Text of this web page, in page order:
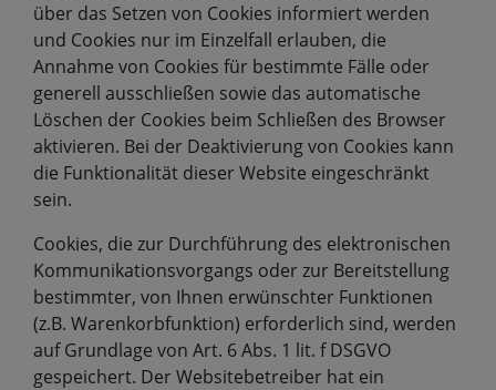
über das Setzen von Cookies informiert werden
und Cookies nur im Einzelfall erlauben, die
Annahme von Cookies für bestimmte Fälle oder
generell ausschließen sowie das automatische
Löschen der Cookies beim Schließen des Browser
aktivieren. Bei der Deaktivierung von Cookies kann
die Funktionalität dieser Website eingeschränkt
sein.
Cookies, die zur Durchführung des elektronischen
Kommunikationsvorgangs oder zur Bereitstellung
bestimmter, von Ihnen erwünschter Funktionen
(z.B. Warenkorbfunktion) erforderlich sind, werden
auf Grundlage von Art. 6 Abs. 1 lit. f DSGVO
gespeichert. Der Websitebetreiber hat ein